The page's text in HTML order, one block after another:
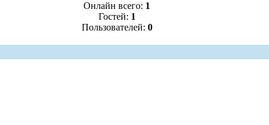
Онлайн всего: 1
Гостей: 1
Пользователей: 0